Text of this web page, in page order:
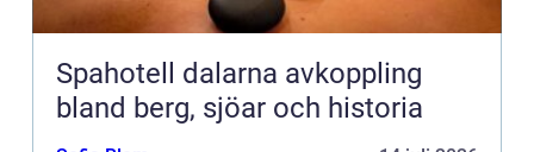
Spahotell dalarna avkoppling
bland berg, sjöar och historia